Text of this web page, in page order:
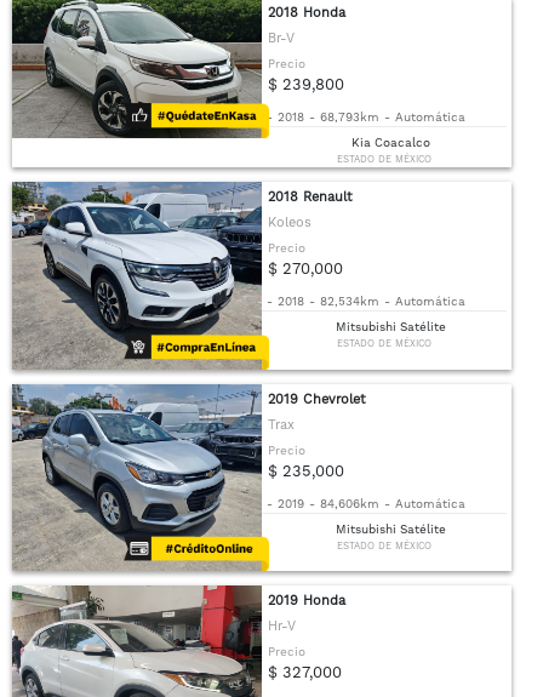
2018 Honda
Br-V
Precio
$ 239,800
- 2018 - 68,793km - Automática
Kia Coacalco
ESTADO DE MÉXICO
2018 Renault
Koleos
Precio
$ 270,000
- 2018 - 82,534km - Automática
Mitsubishi Satélite
ESTADO DE MÉXICO
2019 Chevrolet
Trax
Precio
$ 235,000
- 2019 - 84,606km - Automática
Mitsubishi Satélite
ESTADO DE MÉXICO
2019 Honda
Hr-V
Precio
$ 327,000